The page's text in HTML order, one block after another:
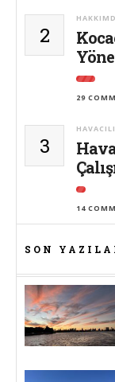
2
29
3
14
SON